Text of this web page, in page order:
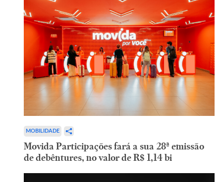
MOBILIDADE
Movida Participações fará a sua 28ª emissão
de debêntures, no valor de R$ 1,14 bi